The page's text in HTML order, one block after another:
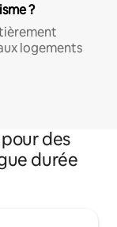
?
logements
des
durée